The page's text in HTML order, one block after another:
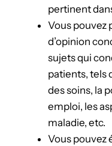
pertinent
Vous pouvez
d’opinion
sujets qui
patients, tels
des soins, la
emploi, les
maladie, etc.
Vous pouvez